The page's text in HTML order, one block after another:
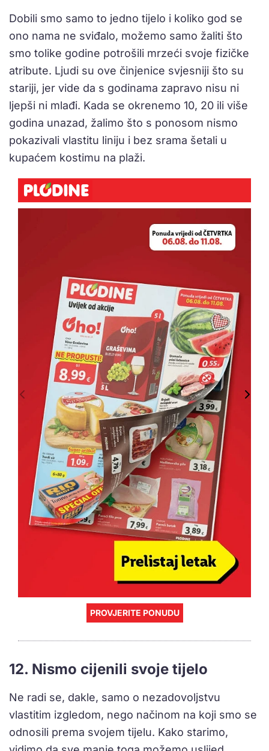
Dobili smo samo to jedno tijelo i koliko god se
ono nama ne sviđalo, možemo samo žaliti što
smo tolike godine potrošili mrzeći svoje fizičke
atribute. Ljudi su ove činjenice svjesniji što su
stariji, jer vide da s godinama zapravo nisu ni
ljepši ni mlađi. Kada se okrenemo 10, 20 ili više
godina unazad, žalimo što s ponosom nismo
pokazivali vlastitu liniju i bez srama šetali u
kupaćem kostimu na plaži.
PROVJERITE PONUDU
12. Nismo cijenili svoje tijelo
Ne radi se, dakle, samo o nezadovoljstvu
vlastitim izgledom, nego načinom na koji smo se
odnosili prema svojem tijelu. Kako starimo,